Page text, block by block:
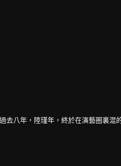
去八年，陸瑾年，終於在演藝圈裏混
戀的兩個人，再次重逢，並開始扮演